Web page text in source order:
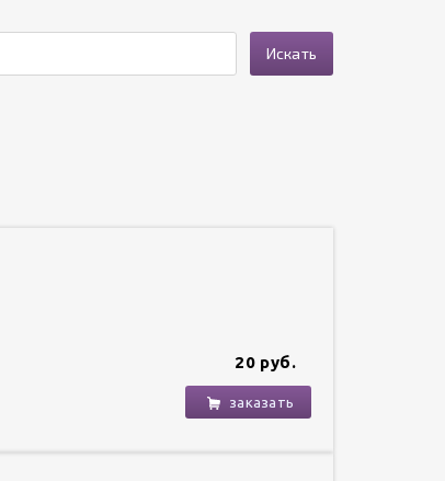
Искать
20 руб.
заказать